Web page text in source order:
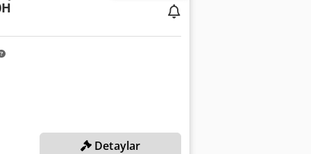
Detaylar